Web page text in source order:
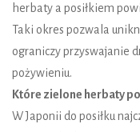
herbaty a posiłkiem
Taki okres pozwala
ograniczy przyswajanie
pożywieniu.
Które zielone herbaty
W Japonii do posiłku